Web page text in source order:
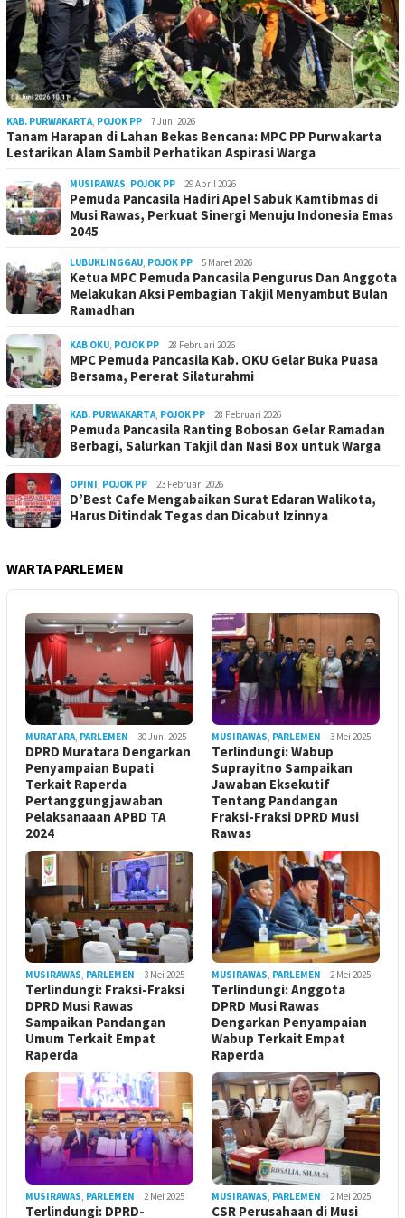
KAB. PURWAKARTA, POJOK PP 7 Juni 2026
Tanam Harapan di Lahan Bekas Bencana: MPC PP Purwakarta
Lestarikan Alam Sambil Perhatikan Aspirasi Warga
MUSIRAWAS, POJOK PP 29 April 2026
Pemuda Pancasila Hadiri Apel Sabuk Kamtibmas di
Musi Rawas, Perkuat Sinergi Menuju Indonesia Emas
2045
LUBUKLINGGAU, POJOK PP 5 Maret 2026
Ketua MPC Pemuda Pancasila Pengurus Dan Anggota
Melakukan Aksi Pembagian Takjil Menyambut Bulan
Ramadhan
KAB OKU, POJOK PP 28 Februari 2026
MPC Pemuda Pancasila Kab. OKU Gelar Buka Puasa
Bersama, Pererat Silaturahmi
KAB. PURWAKARTA, POJOK PP 28 Februari 2026
Pemuda Pancasila Ranting Bobosan Gelar Ramadan
Berbagi, Salurkan Takjil dan Nasi Box untuk Warga
OPINI, POJOK PP 23 Februari 2026
D’Best Cafe Mengabaikan Surat Edaran Walikota,
Harus Ditindak Tegas dan Dicabut Izinnya
WARTA PARLEMEN
MURATARA, PARLEMEN 30 Juni 2025
DPRD Muratara Dengarkan
Penyampaian Bupati
Terkait Raperda
Pertanggungjawaban
Pelaksanaaan APBD TA
2024
MUSIRAWAS, PARLEMEN 3 Mei 2025
Terlindungi: Wabup
Suprayitno Sampaikan
Jawaban Eksekutif
Tentang Pandangan
Fraksi-Fraksi DPRD Musi
Rawas
MUSIRAWAS, PARLEMEN 3 Mei 2025
Terlindungi: Fraksi-Fraksi
DPRD Musi Rawas
Sampaikan Pandangan
Umum Terkait Empat
Raperda
MUSIRAWAS, PARLEMEN 2 Mei 2025
Terlindungi: Anggota
DPRD Musi Rawas
Dengarkan Penyampaian
Wabup Terkait Empat
Raperda
MUSIRAWAS, PARLEMEN 2 Mei 2025
Terlindungi: DPRD-
MUSIRAWAS, PARLEMEN 2 Mei 2025
CSR Perusahaan di Musi